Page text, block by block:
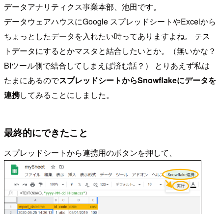
データアナリティクス事業本部、池田です。
データウェアハウスにGoogle スプレッドシートやExcelから
ちょっとしたデータを入れたい時ってありますよね。 テス
トデータにするとかマスタと結合したいとか。（無いかな？
BIツール側で結合してしまえば済む話？） とりあえず私は
たまにあるのでスプレッドシートからSnowflakeにデータを
連携してみることにしました。
最終的にできたこと
スプレッドシートから連携用のボタンを押して、